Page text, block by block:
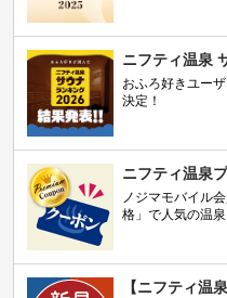
ニフティ温泉
おふろ好きユー
決定！
ニフティ温泉
ノジマモバイル
格」で人気の温
【ニフティ温